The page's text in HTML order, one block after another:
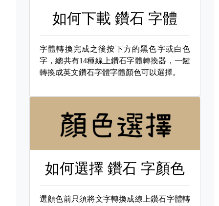
如何下載鑽石 字體
字體轉換完成之後按下方的黑色字或白色
字，總共有14種線上鑽石字體轉換器，一鍵
轉換成英文鑽石字體字體顏色可以選擇。
如何選擇鑽石 字顏色
選顏色前只須將文字轉換成線上鑽石字體轉